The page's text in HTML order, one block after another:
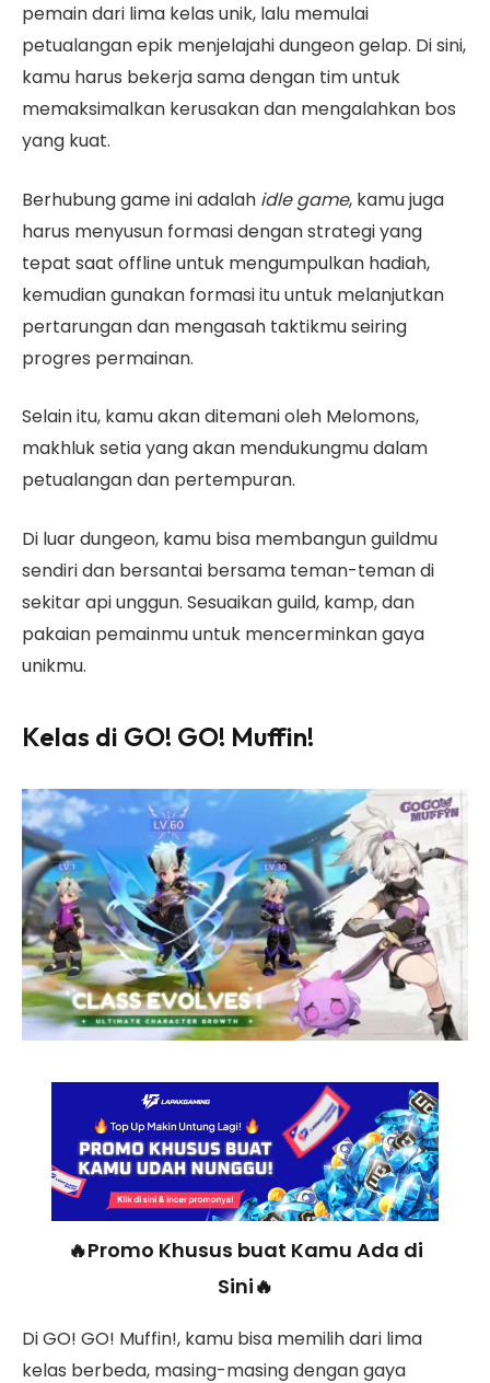
pemain dari lima kelas unik, lalu memulai
petualangan epik menjelajahi dungeon gelap. Di sini,
kamu harus bekerja sama dengan tim untuk
memaksimalkan kerusakan dan mengalahkan bos
yang kuat.
Berhubung game ini adalah idle game, kamu juga
harus menyusun formasi dengan strategi yang
tepat saat offline untuk mengumpulkan hadiah,
kemudian gunakan formasi itu untuk melanjutkan
pertarungan dan mengasah taktikmu seiring
progres permainan.
Selain itu, kamu akan ditemani oleh Melomons,
makhluk setia yang akan mendukungmu dalam
petualangan dan pertempuran.
Di luar dungeon, kamu bisa membangun guildmu
sendiri dan bersantai bersama teman-teman di
sekitar api unggun. Sesuaikan guild, kamp, dan
pakaian pemainmu untuk mencerminkan gaya
unikmu.
Kelas di GO! GO! Muffin!
🔥Promo Khusus buat Kamu Ada di
Sini🔥
Di GO! GO! Muffin!, kamu bisa memilih dari lima
kelas berbeda, masing-masing dengan gaya